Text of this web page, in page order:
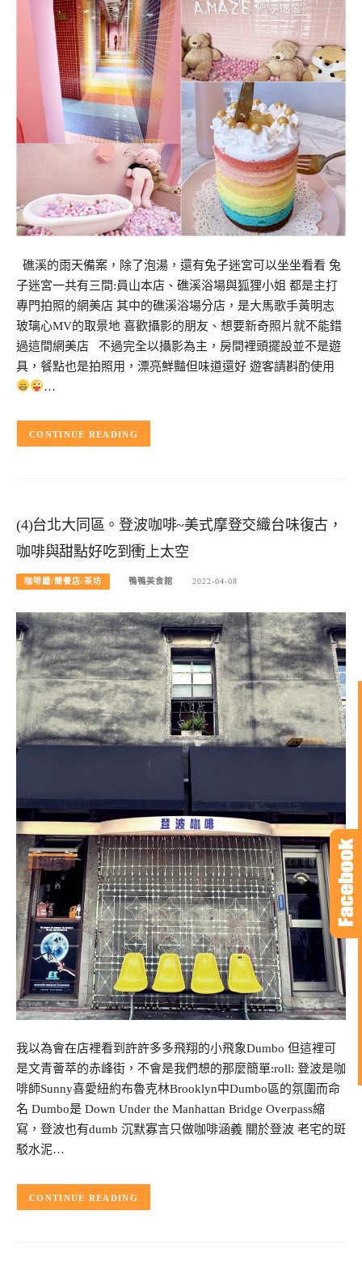
礁溪的雨天備案，除了泡湯，還有兔子迷宮可以坐坐看看 兔
子迷宮一共有三間:員山本店、礁溪浴場與狐狸小姐 都是主打
專門拍照的網美店 其中的礁溪浴場分店，是大馬歌手黃明志
玻璃心MV的取景地 喜歡攝影的朋友、想要新奇照片就不能錯
過這間網美店 不過完全以攝影為主，房間裡頭擺設並不是遊
具，餐點也是拍照用，漂亮鮮豔但味道還好 遊客請斟酌使用
…
CONTINUE READING
(4)台北大同區。登波咖啡~美式摩登交織台味復古，
咖啡與甜點好吃到衝上太空
咖啡廳/簡餐店/茶坊 鴨鴨美食館 2022-04-08
我以為會在店裡看到許許多多飛翔的小飛象Dumbo 但這裡可
是文青薈萃的赤峰街，不會是我們想的那麼簡單:roll: 登波是咖
啡師Sunny喜愛紐約布魯克林Brooklyn中Dumbo區的氛圍而命
名 Dumbo是 Down Under the Manhattan Bridge Overpass縮
寫，登波也有dumb 沉默寡言只做咖啡涵義 關於登波 老宅的斑
駁水泥…
CONTINUE READING